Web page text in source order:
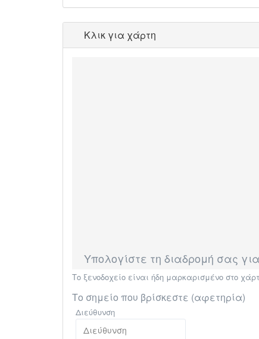
Κλικ για χάρτη
Υπολογίστε τη διαδρομή σας
Το ξενοδοχείο είναι ήδη μαρκαρισμένο στο
Το σημείο που βρίσκεστε (αφετηρία)
Διεύθυνση